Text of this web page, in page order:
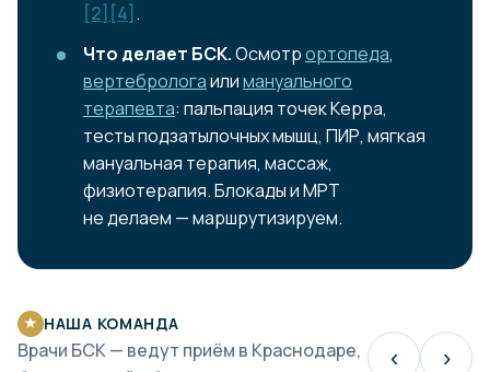
[2] [4] .
Что делает БСК.Осмотрортопеда,
вертебрологаилимануального
терапевта: пальпация точек Керра,
тесты подзатылочных мышц, ПИР, мягкая
мануальная терапия, массаж,
физиотерапия. Блокады и МРТ
не делаем — маршрутизируем.
★ НАША КОМАНДА
Врачи БСК — ведут приём в Краснодаре,
‹ ›